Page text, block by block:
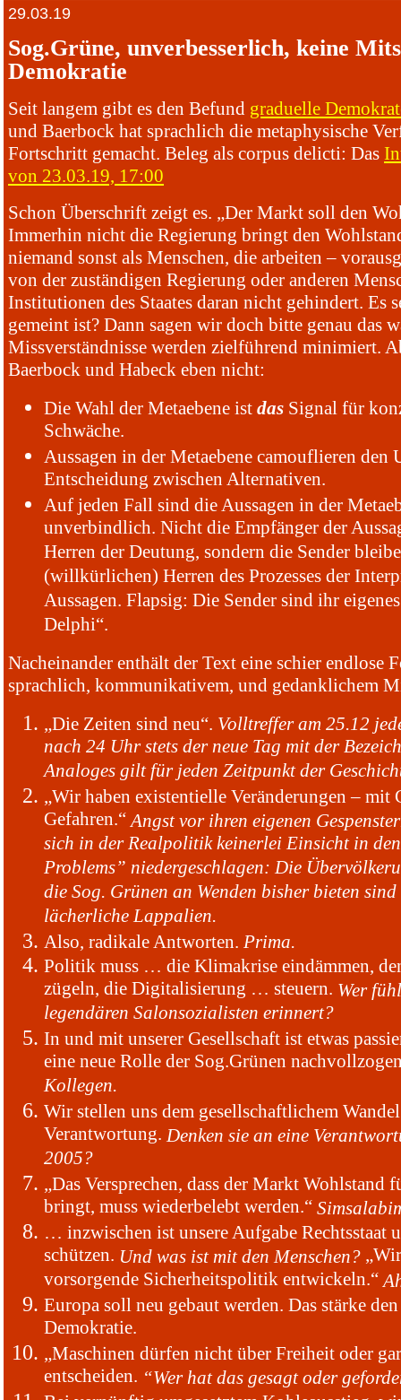
29.03.19
Sog.Grüne, unverbesserlich, keine
Demokratie
Seit langem gibt es den Befund graduelle
und Baerbock hat sprachlich die metaphysische
Fortschritt gemacht. Beleg als corpus delicti: Das
von 23.03.19, 17:00
Schon Überschrift zeigt es. „Der Markt soll den
Immerhin nicht die Regierung bringt den
niemand sonst als Menschen, die arbeiten –
von der zuständigen Regierung oder anderen
Institutionen des Staates daran nicht gehindert. Es
gemeint ist? Dann sagen wir doch bitte genau das
Missverständnisse werden zielführend minimiert.
Baerbock und Habeck eben nicht:
Die Wahl der Metaebene ist das Signal für
Schwäche.
Aussagen in der Metaebene camouflieren den
Entscheidung zwischen Alternativen.
Auf jeden Fall sind die Aussagen in der
unverbindlich. Nicht die Empfänger der
Herren der Deutung, sondern die Sender
(willkürlichen) Herren des Prozesses der
Aussagen. Flapsig: Die Sender sind ihr
Delphi“.
Nacheinander enthält der Text eine schier endlose
sprachlich, kommunikativem, und gedanklichem
„Die Zeiten sind neu“. Volltreffer am 25.12
nach 24 Uhr stets der neue Tag mit der
Analoges gilt für jeden Zeitpunkt der
„Wir haben existentielle Veränderungen – mit
Gefahren.“ Angst vor ihren eigenen
sich in der Realpolitik keinerlei Einsicht in
Problems” niedergeschlagen: Die
die Sog. Grünen an Wenden bisher bieten
lächerliche Lappalien.
Also, radikale Antworten. Prima.
Politik muss … die Klimakrise eindämmen,
zügeln, die Digitalisierung … steuern. Wer
legendären Salonsozialisten erinnert?
In und mit unserer Gesellschaft ist etwas
eine neue Rolle der Sog.Grünen
Kollegen.
Wir stellen uns dem gesellschaftlichem
Verantwortung. Denken sie an eine
2005?
„Das Versprechen, dass der Markt Wohlstand
bringt, muss wiederbelebt werden.“
… inzwischen ist unsere Aufgabe Rechtsstaat
schützen. Und was ist mit den Menschen?
vorsorgende Sicherheitspolitik entwickeln.“
Europa soll neu gebaut werden. Das stärke
Demokratie.
„Maschinen dürfen nicht über Freiheit oder
entscheiden. “Wer hat das gesagt oder